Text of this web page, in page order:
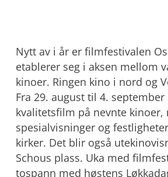
Nytt av i år er filmfestivalen
etablerer seg i aksen mellom
kinoer. Ringen kino i nord og
Fra 29. august til 4.
kvalitetsfilm på nevnte kinoer,
spesialvisninger og
kirker. Det blir også
Schous plass. Uka med
tospann med høstens